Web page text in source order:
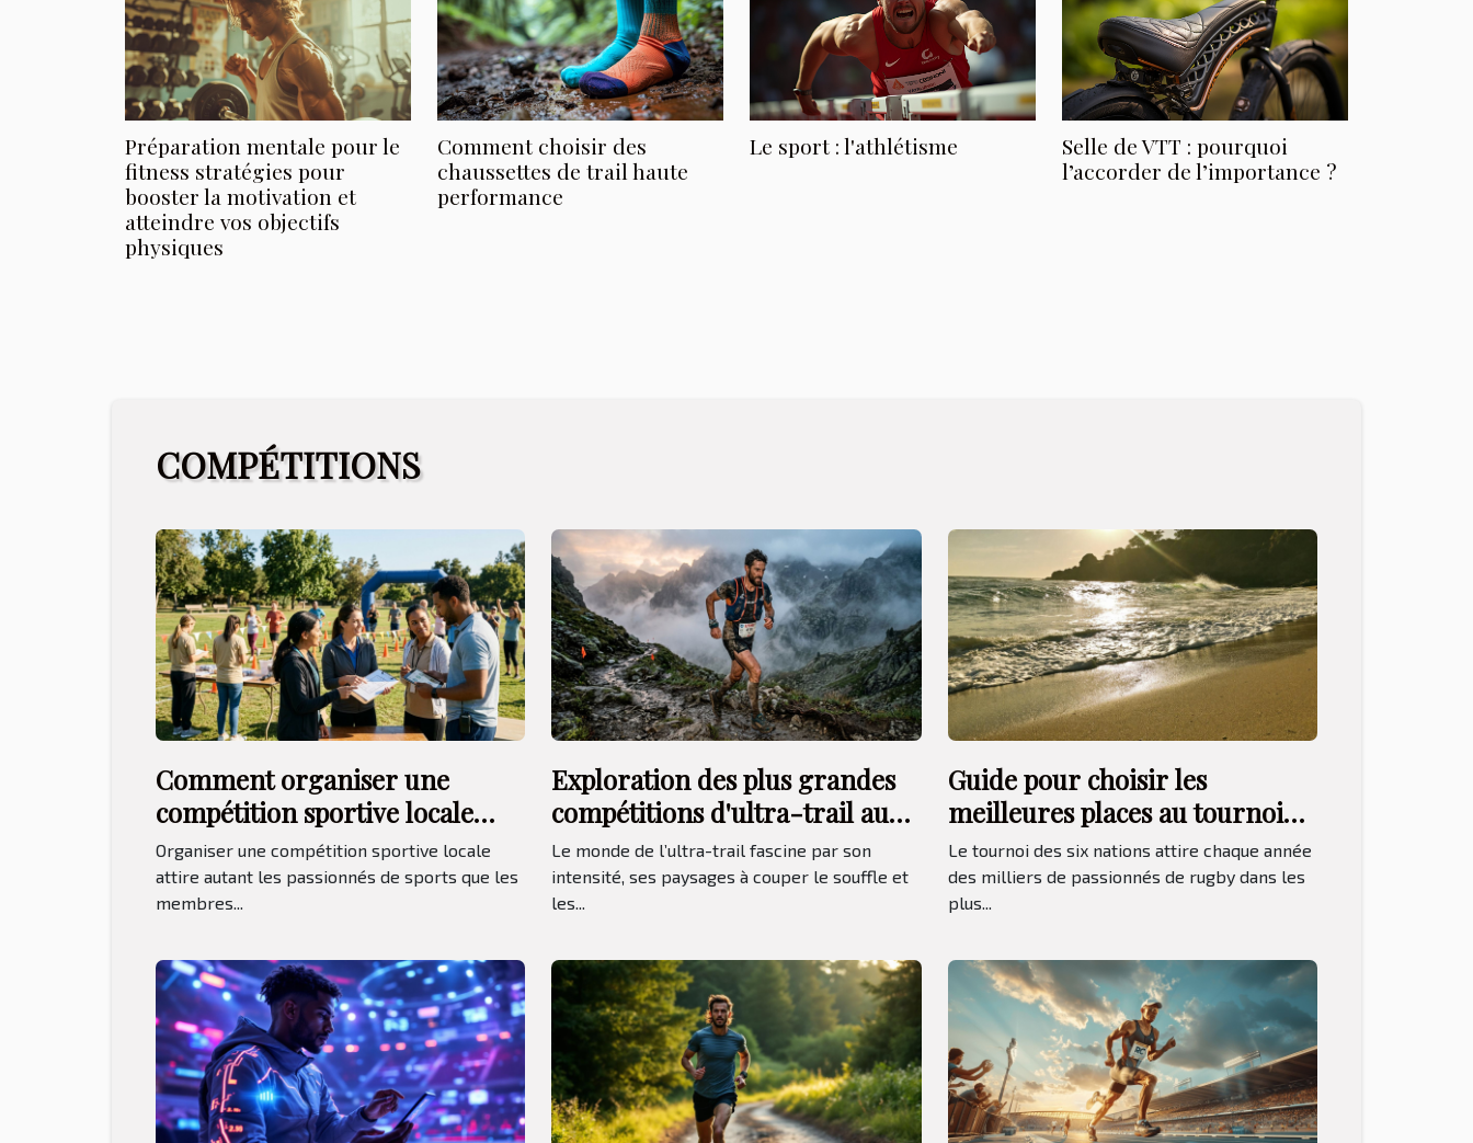
Préparation mentale pour le
fitness stratégies pour
booster la motivation et
atteindre vos objectifs
physiques
Comment choisir des
chaussettes de trail haute
performance
Le sport : l'athlétisme
Selle de VTT : pourquoi
l’accorder de l’importance ?
COMPÉTITIONS
Comment organiser une
compétition sportive locale
réussie ?
Organiser une compétition sportive locale
attire autant les passionnés de sports que les
membres...
Exploration des plus grandes
compétitions d'ultra-trail au
monde
Le monde de l’ultra-trail fascine par son
intensité, ses paysages à couper le souffle et
les...
Guide pour choisir les
meilleures places au tournoi
des six nations 2026
Le tournoi des six nations attire chaque année
des milliers de passionnés de rugby dans les
plus...